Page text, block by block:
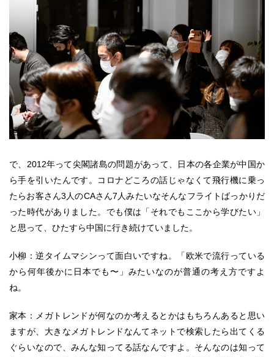
で、2012年って尖閣諸島の問題があって、日本の各企業が中国か
ら手を引いたんです。コロナどころの話じゃなくて飛行機に乗っ
たらお客さん3人のCAさん7人みたいなそんなフライトばっかりだ
った時代がありました。でも僕は「それでもここから学びたい」
と思って、ひたすら中国に行き続けていました。
小柳：逆タイムマシンって面白いですね。「欧米で流行っている
から何年後かに日本でも〜」みたいなのが普通の考え方ですよ
ね。
家本：メガトレンドが何なのか考えるとかはもちろんあると思い
ますが、大きなメガトレンドなんてネットで検索したら出てくる
ぐらいなので、みんな知ってる話なんですよ。そんなのは知って